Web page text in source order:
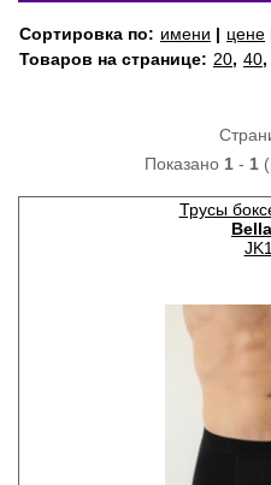
Сортировка по: имени | цене
Товаров на странице: 20, 40,
Показано 1- 1
Трусы